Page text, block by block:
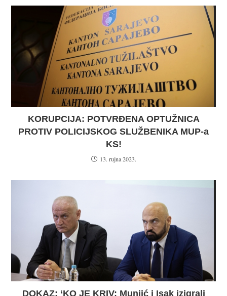
KORUPCIJA: POTVRĐENA OPTUŽNICA
PROTIV POLICIJSKOG SLUŽBENIKA MUP-a
KS!
13. rujna 2023.
DOKAZ: ‘KO JE KRIV: Munjić i Isak izigrali